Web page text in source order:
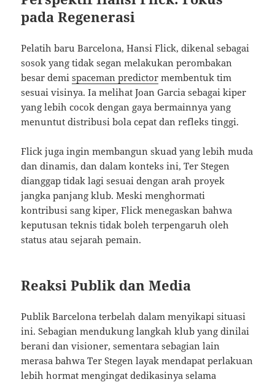
pada Regenerasi
Pelatih baru Barcelona, Hansi Flick, dikenal sebagai
sosok yang tidak segan melakukan perombakan
besar demispaceman predictor membentuk tim
sesuai visinya. Ia melihat Joan Garcia sebagai kiper
yang lebih cocok dengan gaya bermainnya yang
menuntut distribusi bola cepat dan refleks tinggi.
Flick juga ingin membangun skuad yang lebih muda
dan dinamis, dan dalam konteks ini, Ter Stegen
dianggap tidak lagi sesuai dengan arah proyek
jangka panjang klub. Meski menghormati
kontribusi sang kiper, Flick menegaskan bahwa
keputusan teknis tidak boleh terpengaruh oleh
status atau sejarah pemain.
Reaksi Publik dan Media
Publik Barcelona terbelah dalam menyikapi situasi
ini. Sebagian mendukung langkah klub yang dinilai
berani dan visioner, sementara sebagian lain
merasa bahwa Ter Stegen layak mendapat perlakuan
lebih hormat mengingat dedikasinya selama